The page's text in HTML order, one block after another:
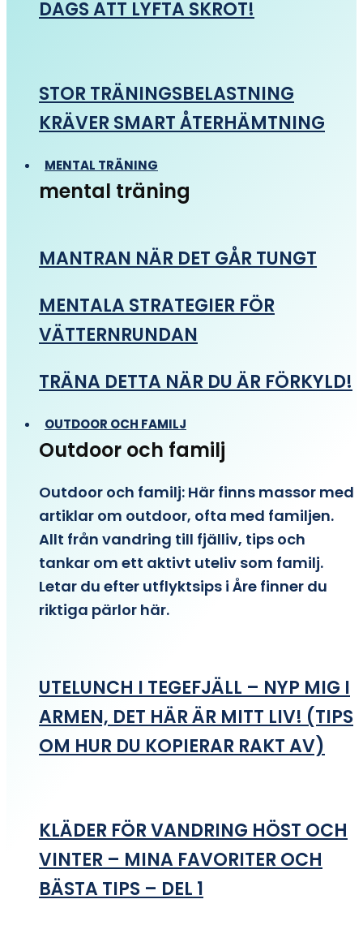
DAGS ATT LYFTA SKROT!
STOR TRÄNINGSBELASTNING
KRÄVER SMART ÅTERHÄMTNING
MENTAL TRÄNING
mental träning
MANTRAN NÄR DET GÅR TUNGT
MENTALA STRATEGIER FÖR
VÄTTERNRUNDAN
TRÄNA DETTA NÄR DU ÄR FÖRKYLD!
OUTDOOR OCH FAMILJ
Outdoor och familj
Outdoor och familj: Här finns massor med
artiklar om outdoor, ofta med familjen.
Allt från vandring till fjälliv, tips och
tankar om ett aktivt uteliv som familj.
Letar du efter utflyktsips i Åre finner du
riktiga pärlor här.
UTELUNCH I TEGEFJÄLL – NYP MIG I
ARMEN, DET HÄR ÄR MITT LIV! (TIPS
OM HUR DU KOPIERAR RAKT AV)
KLÄDER FÖR VANDRING HÖST OCH
VINTER – MINA FAVORITER OCH
BÄSTA TIPS – DEL 1